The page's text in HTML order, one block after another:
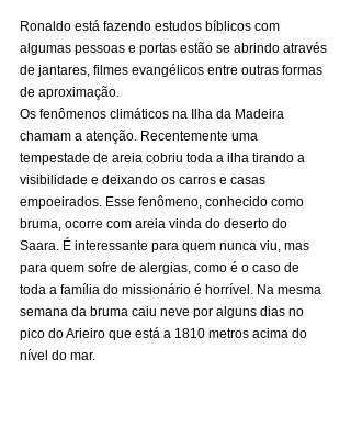
Ronaldo está fazendo estudos bíblicos com
algumas pessoas e portas estão se abrindo através
de jantares, filmes evangélicos entre outras formas
de aproximação.
Os fenômenos climáticos na Ilha da Madeira
chamam a atenção. Recentemente uma
tempestade de areia cobriu toda a ilha tirando a
visibilidade e deixando os carros e casas
empoeirados. Esse fenômeno, conhecido como
bruma, ocorre com areia vinda do deserto do
Saara. É interessante para quem nunca viu, mas
para quem sofre de alergias, como é o caso de
toda a família do missionário é horrível. Na mesma
semana da bruma caiu neve por alguns dias no
pico do Arieiro que está a 1810 metros acima do
nível do mar.